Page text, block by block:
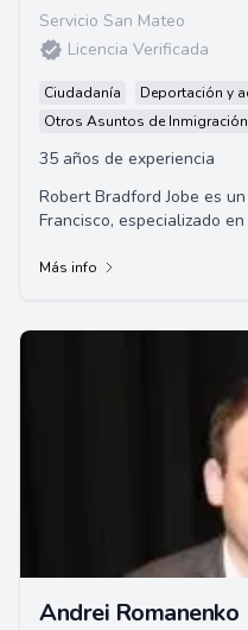
Servicio San Mateo
Licencia Verificada
Ciudadanía Deportación y
Otros Asuntos de Inmigración
35 años de experiencia
Robert Bradford Jobe es
Francisco, especializado
Más info
Andrei Romanenko